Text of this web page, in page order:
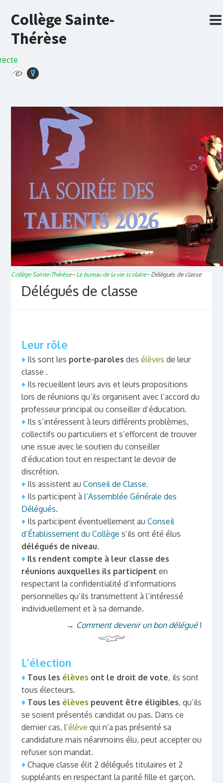
Collège Sainte-
Thérèse
⊽
Collège Sainte-Thérèse~ Le bureau de la vie scolaire~ Délégués de classe
Délégués de classe
Leur rôle
♦Ils sont les porte-paroles des élèves de leur
classe .
♦Ils recueillent leurs avis et leurs propositions
lors de réunions qu’ils organisent avec l’accord du
professeur principal ou conseiller d’éducation.
♦Ils s’intéressent à leurs différents problèmes,
collectifs ou particuliers et s’efforcent de trouver
une issue avec le soutien du conseiller
d’éducation tout en respectant le devoir de
discrétion.
♦Ils assistent au Conseil de Classe.
♦Ils participent à l’Assemblée Générale des
Délégués.
♦Ils participent éventuellement au Conseil
d’Établissement du Collège s’ils ont été élus
délégués de niveau.
♦ Ils rendent compte à leur classe des
réunions auxquelles ils participent en
respectant la confidentialité d’informations
personnelles qu’ils transmettent à l’intéressé
individuellement et à sa demande.
→ Comment devenir un bon délégué!
L’élection
♦ Tous les élèves ont le droit de vote, ils sont
tous électeurs.
♦ Tous les élèves peuvent être éligibles, qu’ils
se soient présentés candidat ou pas. Dans ce
dernier cas, l’élève qui n’a pas présenté sa
candidature mais néanmoins élu, peut accepter ou
refuser son mandat.
♦Chaque classe élit 2 délégués titulaires et 2
suppléants en respectant la parité fille et garçon.